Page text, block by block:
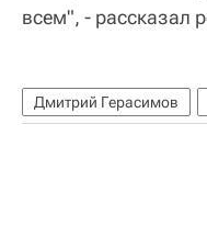
всем", - рассказал
Дмитрий Герасимов